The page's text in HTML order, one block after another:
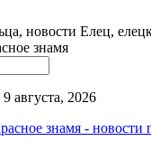
новости Елец,
знамя
августа, 2026
знамя - новости